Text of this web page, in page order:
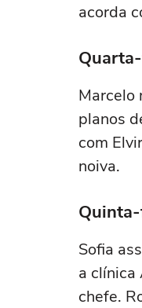
acorda
Marcelo
planos
com
noiva.
Sofia
a clínica
chefe.